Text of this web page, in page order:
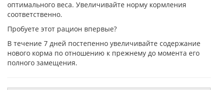
оптимального веса. Увеличивайте норму кормления
соответственно.
Пробуете этот рацион впервые?
В течение 7 дней постепенно увеличивайте содержание
нового корма по отношению к прежнему до момента его
полного замещения.